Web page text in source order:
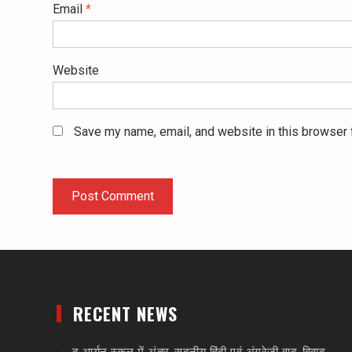
Email *
Website
Save my name, email, and website in this
RECENT NEWS